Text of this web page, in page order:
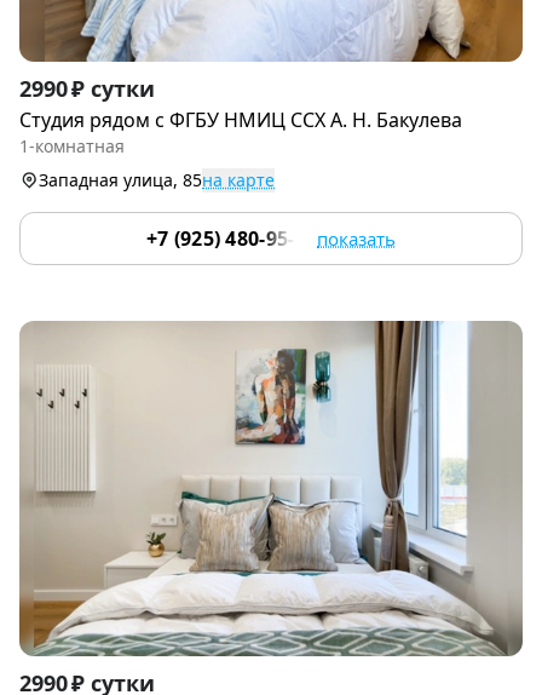
Item
1
of
9
2990 ₽ сутки
Студия рядом c ФГБУ НМИЦ CСХ А. H. Бакулевa
1-комнатная
Западная улица, 85на карте
+7 (925) 480-95-17 показать
Item
2990 ₽ сутки